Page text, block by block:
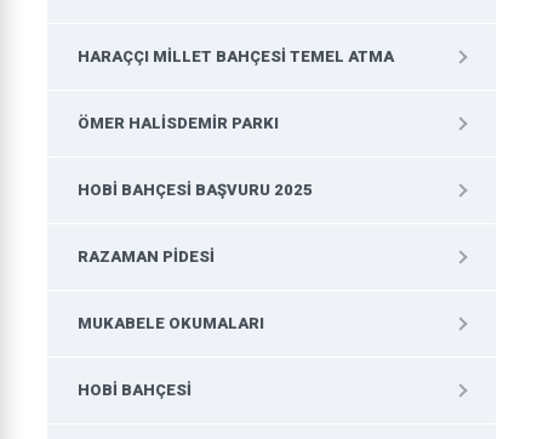
HARAÇÇI MILLET BAHÇESI TEMEL ATMA
ÖMER HALISDEMIR PARKI
HOBI BAHÇESI BAŞVURU 2025
RAZAMAN PIDESI
MUKABELE OKUMALARI
HOBI BAHÇESI